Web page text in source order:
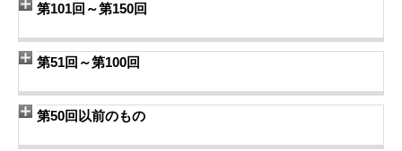
第101回～第150回
第51回～第100回
第50回以前のもの